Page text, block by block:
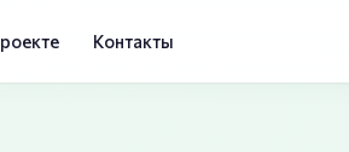
Контакты